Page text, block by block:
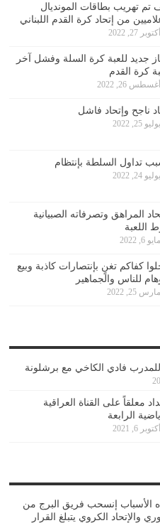
تم تهريب بطاقات المونديال
من إتحاد كرة القدم اللبناني
أكتوبر 27, 2022
جديد للعبة كرة السلة وفشل آخر
كرة القدم
أغسطس 26, 2022
ناجح وإتحاد فاشل
يوليو 25, 2022
تداول السلطة بإنتظام
يوليو 24, 2022
المراهق وتصرفاته الصبيانية
اللعبة
مايو 6, 2022
كفاكم تغنٍ بإنتصارات كاذبة وبيع
للناس والجماهير
مارس 25, 2022
فادي الكاخي مع برشلونة
معلقاً على القناة العراقية
الرابعة
أكتوبر 6, 2021
الأسباب إنسحب فريق البرج من
والإتحاد الكروي يتبلغ القرار